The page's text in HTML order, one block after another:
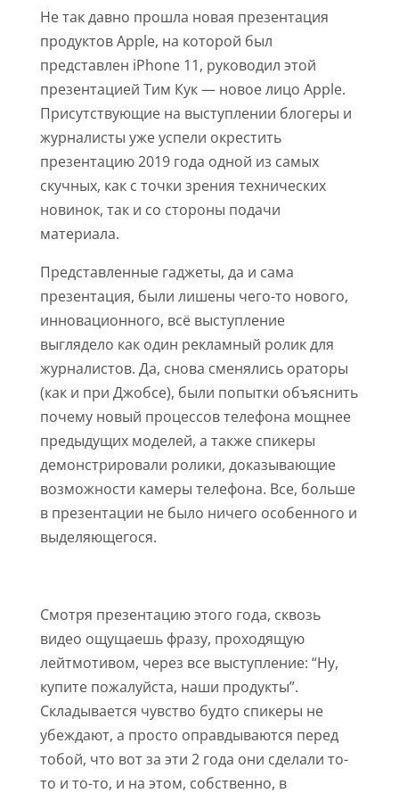
Не так давно прошла новая презентация
продуктов Apple, на которой был
представлен iPhone 11, руководил этой
презентацией Тим Кук — новое лицо Apple.
Присутствующие на выступлении блогеры и
журналисты уже успели окрестить
презентацию 2019 года одной из самых
скучных, как с точки зрения технических
новинок, так и со стороны подачи
материала.
Представленные гаджеты, да и сама
презентация, были лишены чего-то нового,
инновационного, всё выступление
выглядело как один рекламный ролик для
журналистов. Да, снова сменялись ораторы
(как и при Джобсе), были попытки объяснить
почему новый процессов телефона мощнее
предыдущих моделей, а также спикеры
демонстрировали ролики, доказывающие
возможности камеры телефона. Все, больше
в презентации не было ничего особенного и
выделяющегося.
Смотря презентацию этого года, сквозь
видео ощущаешь фразу, проходящую
лейтмотивом, через все выступление: “Ну,
купите пожалуйста, наши продукты”.
Складывается чувство будто спикеры не
убеждают, а просто оправдываются перед
тобой, что вот за эти 2 года они сделали то-
то и то-то, и на этом, собственно, в